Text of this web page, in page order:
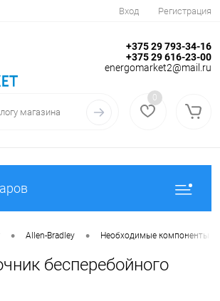
Вход Регистрация
+375 29 793-34-16
+375 29 616-23-00
energomarket2@mail.ru
0
• Allen-Bradley • Необходимые компоненты
бесперебойного